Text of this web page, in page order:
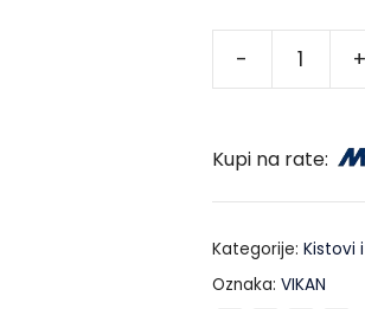
- +
Kupi na rate:
Kategorije: Kistovi
Oznaka: VIKAN